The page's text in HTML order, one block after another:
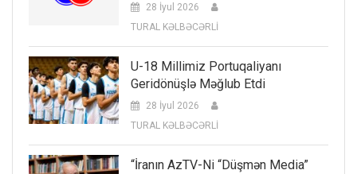
28 İyul 2026
TURAL KƏLBƏCƏRLİ
U-18 Millimiz Portuqaliyanı
Geridönüşlə Məğlub Etdi
28 İyul 2026
TURAL KƏLBƏCƏRLİ
“İranın AzTV-Ni “düşmən Media”